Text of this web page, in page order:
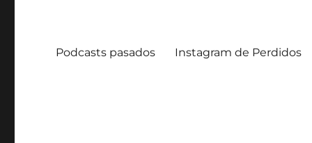
Podcasts pasados Instagram de Perdidos